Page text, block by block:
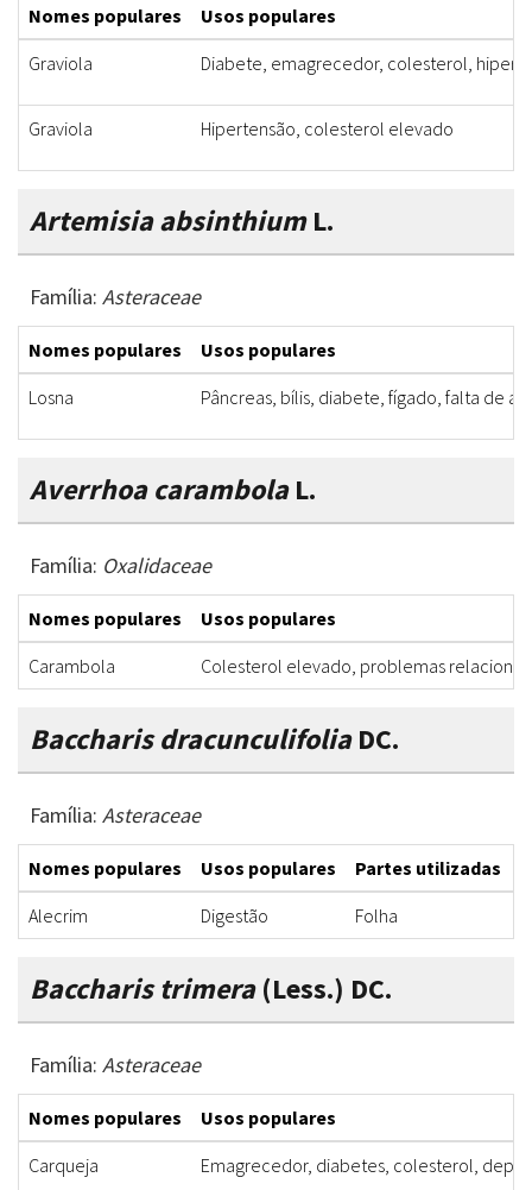
Nomes populares
Usos populares
Graviola
Diabete, emagrecedor, colesterol,
Graviola Hipertensão, colesterol elevado
Artemisia absinthiumL.
Família: Asteraceae
Nomes populares
Usos populares
Losna
Pâncreas, bílis, diabete, fígado, falta de
Averrhoa carambolaL.
Família: Oxalidaceae
Nomes populares
Usos populares
Carambola
Colesterol elevado, problemas
Baccharis dracunculifoliaDC.
Família: Asteraceae
Nomes populares Usos populares Partes utilizadas
Alecrim
Digestão Folha
Baccharis trimera(Less.) DC.
Família: Asteraceae
Nomes populares
Usos populares
Carqueja
Emagrecedor, diabetes, colesterol,